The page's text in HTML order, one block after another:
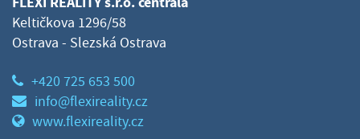
Keltičkova 1296/58
Ostrava - Slezská Ostrava
+420 725 653 500
info@flexireality.cz
www.flexireality.cz